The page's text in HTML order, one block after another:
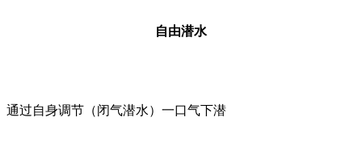
自由潜水
通过自身调节（闭气潜水）一口气下潜